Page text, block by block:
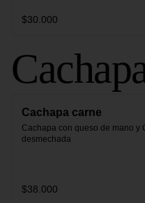
$30.000
Cachapa carne
Cachapa con queso de mano y
desmechada
$38.000